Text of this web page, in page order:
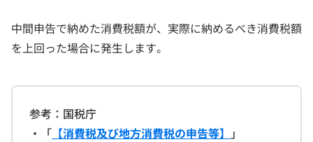
中間申告で納めた消費税額が、実際に納めるべき消費税額
を上回った場合に発生します。
参考：国税庁
・「 【消費税及び地方消費税の申告等】 」